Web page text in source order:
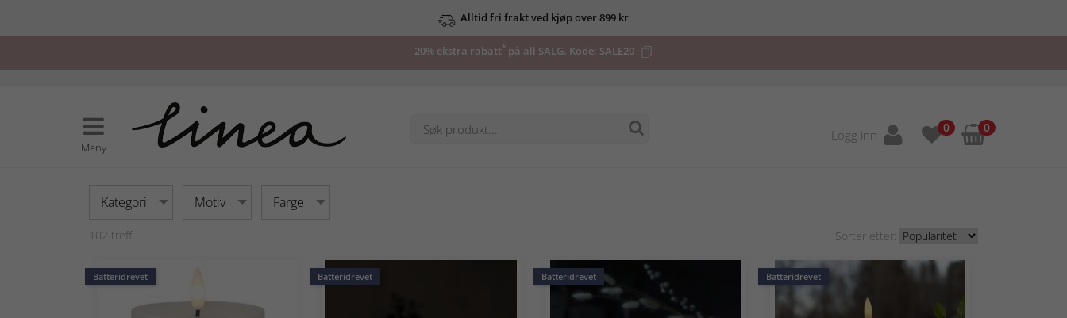
Se våre tilbud her
20% ekstra rabatt* på all SALG. Kode: SALE20
Meny
Logg inn 0 0
Kategori Motiv Farge
102 treff Sorter etter:
Batteridrevet Batteridrevet Batteridrevet Batteridrevet